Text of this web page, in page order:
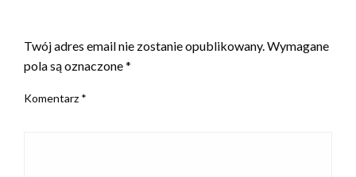
Twój adres email nie zostanie opublikowany. Wymagane
pola są oznaczone*
Komentarz *